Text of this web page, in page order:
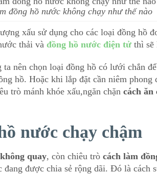
đồng hồ nước không chạy như thế nào
xấu sử dụng cho các loại đồng hồ
thải và đồng hồ nước điện tử thì sẽ
nên chọn loại đồng hồ có lưới chắn
hồ. Hoặc khi lắp đặt cần niêm
trò mánh khóe xấu,ngăn chặn cách ăn
nước chạy chậm
quay, còn chiêu trò cách làm
được chia sẻ rộng dãi. Đó là cách